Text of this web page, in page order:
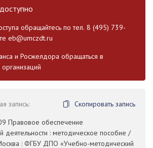
обращайтесь по тел. 8 (495) 739-
eb@umczdt.ru
и Росжелдора обращаться в
запись:
Скопировать запись
Правовое обеспечение
деятельности : методическое пособие /
: ФГБУ ДПО «Учебно-методический